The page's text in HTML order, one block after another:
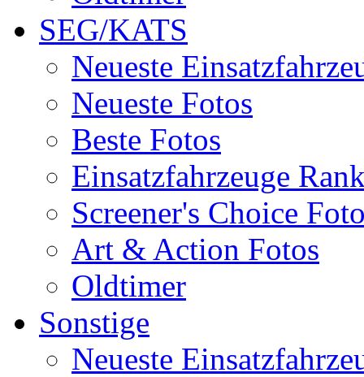
SEG/KATS
Neueste
Neueste Fotos
Beste Fotos
Einsatzfahrzeuge
Screener's Choice
Art & Action Fotos
Oldtimer
Sonstige
Neueste